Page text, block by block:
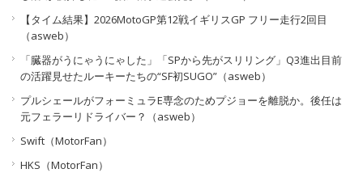
【タイム結果】2026MotoGP第12戦イギリスGP フリー走行2回目
（asweb）
「臓器がうにゃうにゃした」「SPから先がスリリング」Q3進出目前
の活躍見せたルーキーたちの“SF初SUGO”（asweb）
プルシェールがフォーミュラE専念のためプジョーを離脱か。後任は
元フェラーリドライバー？（asweb）
Swift（MotorFan）
HKS（MotorFan）